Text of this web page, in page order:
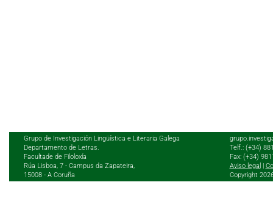
Grupo de Investigación Lingüística e Literaria Galega
Departamento de Letras.
Facultade de Filoloxía
Rúa Lisboa, 7 - Campus da Zapateira,
15008 - A Coruña
Telf.: (+34)
Fax: (+34)
Aviso legal
Copyright